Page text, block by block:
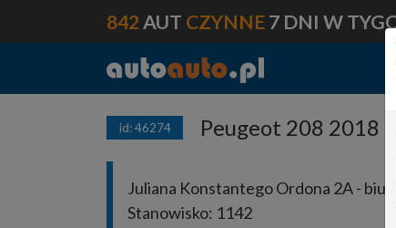
842 AUT CZYNNE 7 DNI W
id: 46274 Peugeot 208 2018
Juliana Konstantego Ordona 2A -
Stanowisko: 1142